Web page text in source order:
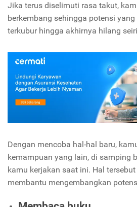
Jika terus diselimuti rasa takut,
berkembang sehingga potensi
terkubur hingga akhirnya hilang
Dengan mencoba hal-hal baru,
kemampuan yang lain, di samping
kamu kerjakan saat ini. Hal
membantu mengembangkan